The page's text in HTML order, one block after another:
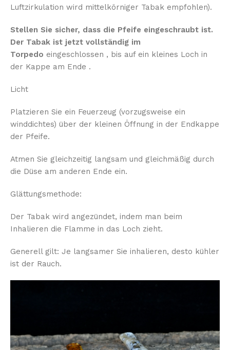
Luftzirkulation wird mittelkörniger Tabak empfohlen).
Stellen Sie sicher, dass die Pfeife eingeschraubt ist.
Der Tabak ist jetzt vollständig im
Torpedo eingeschlossen , bis auf ein kleines Loch in
der Kappe am Ende .
Licht
Platzieren Sie ein Feuerzeug (vorzugsweise ein
winddichtes) über der kleinen Öffnung in der Endkappe
der Pfeife.
Atmen Sie gleichzeitig langsam und gleichmäßig durch
die Düse am anderen Ende ein.
Glättungsmethode:
Der Tabak wird angezündet, indem man beim
Inhalieren die Flamme in das Loch zieht.
Generell gilt: Je langsamer Sie inhalieren, desto kühler
ist der Rauch.